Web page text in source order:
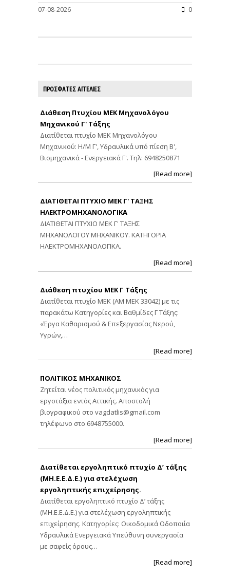
07-08-2026 0
ΠΡΟΣΦΑΤΕΣ ΑΓΓΕΛΙΕΣ
Διάθεση Πτυχίου ΜΕΚ Μηχανολόγου
Μηχανικού Γ' Τάξης
Διατίθεται πτυχίο ΜΕΚ Μηχανολόγου
Μηχανικού: Η/Μ Γ', Υδραυλικά υπό πίεση Β',
Βιομηχανικά - Ενεργειακά Γ'. Τηλ: 6948250871
[Read more]
ΔΙΑΤΙΘΕΤΑΙ ΠΤΥΧΙΟ ΜΕΚ Γ' ΤΑΞΗΣ
ΗΛΕΚΤΡΟΜΗΧΑΝΟΛΟΓΙΚΑ
ΔΙΑΤΙΘΕΤΑΙ ΠΤΥΧΙΟ ΜΕΚ Γ' ΤΑΞΗΣ
ΜΗΧΑΝΟΛΟΓΟΥ ΜΗΧΑΝΙΚΟΥ. ΚΑΤΗΓΟΡΙΑ
ΗΛΕΚΤΡΟΜΗΧΑΝΟΛΟΓΙΚΑ.
[Read more]
Διάθεση πτυχίου ΜΕΚ Γ Τάξης
Διατίθεται πτυχίο ΜΕΚ (ΑΜ ΜΕΚ 33042) με τις
παρακάτω Κατηγορίες και Βαθμίδες Γ Τάξης:
«Έργα Καθαρισμού & Επεξεργασίας Νερού,
Υγρών,…
[Read more]
ΠΟΛΙΤΙΚΟΣ ΜΗΧΑΝΙΚΟΣ
Ζητείται νέος πολιτικός μηχανικός για
εργοτάξια εντός Αττικής. Αποστολή
βιογραφικού στο vagdatlis@gmail.com
τηλέφωνο στο 6948755000.
[Read more]
Διατίθεται εργοληπτικό πτυχίο Δ’ τάξης
(ΜΗ.Ε.Ε.Δ.Ε.) για στελέχωση
εργοληπτικής επιχείρησης.
Διατίθεται εργοληπτικό πτυχίο Δ’ τάξης
(ΜΗ.Ε.Ε.Δ.Ε.) για στελέχωση εργοληπτικής
επιχείρησης. Κατηγορίες: Οικοδομικά Οδοποιία
Υδραυλικά Ενεργειακά Υπεύθυνη συνεργασία
με σαφείς όρους…
[Read more]